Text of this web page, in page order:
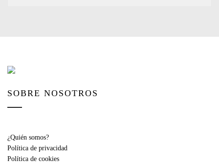
SOBRE NOSOTROS
¿Quién somos?
Política de privacidad
Política de cookies